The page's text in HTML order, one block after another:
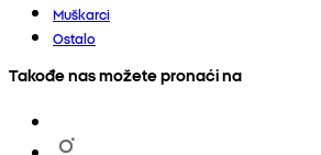
Muškarci
Ostalo
Takođe nas možete pronaći na